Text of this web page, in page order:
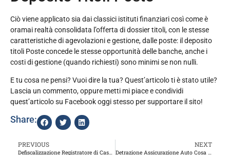
Ciò viene applicato sia dai classici istituti finanziari così come è
oramai realtà consolidata l’offerta di dossier titoli, con le stesse
caratteristiche di agevolazioni e gestione, dalle poste: il deposito
titoli Poste concede le stesse opportunità delle banche, anche i
costi di gestione (quando richiesti) sono minimi se non nulli.
E tu cosa ne pensi? Vuoi dire la tua? Quest’articolo ti è stato utile?
Lascia un commento, oppure metti mi piace e condividi
quest’articolo su Facebook oggi stesso per supportare il sito!
Share:
PREVIOUS
Defiscalizzazione Registratore di Cassa: Sanzioni, Termini e Costo
NEXT
Detrazione Assicurazione Auto Cosa Sapere?